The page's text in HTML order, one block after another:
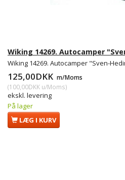
Wiking 14269. Autocamper
Wiking 14269. Autocamper "Sven-
125,00DKK m/Moms
(100,00DKK u/Moms)
ekskl. levering
På lager
LÆG I KURV